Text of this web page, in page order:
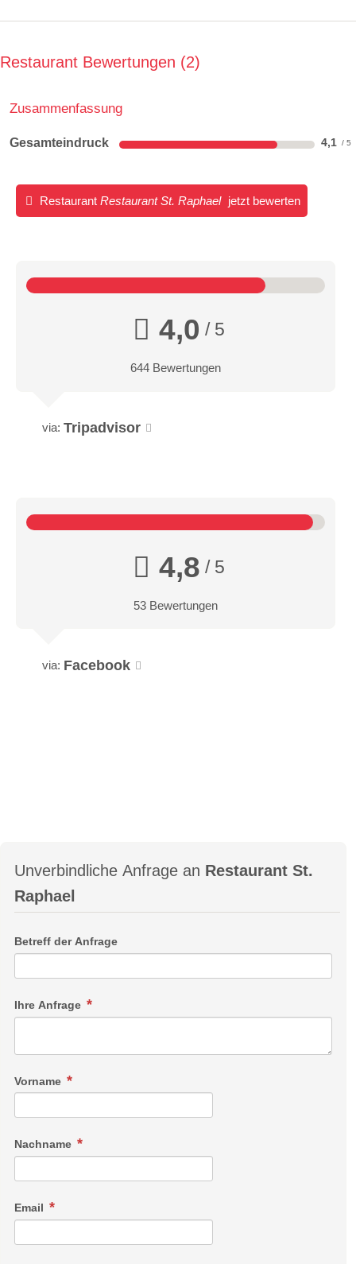
Restaurant Bewertungen 2
Zusammenfassung
Gesamteindruck 4,1
Restaurant Restaurant St. Raphael jetzt bewerten
4,0 / 5
644 Bewertungen
via: Tripadvisor
4,8 / 5
53 Bewertungen
via: Facebook
Unverbindliche Anfrage an Restaurant St.
Raphael
Betreff der Anfrage
Ihre Anfrage
Vorname
Nachname
Email